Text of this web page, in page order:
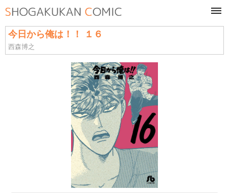
今日から俺は！！ １６
西森博之